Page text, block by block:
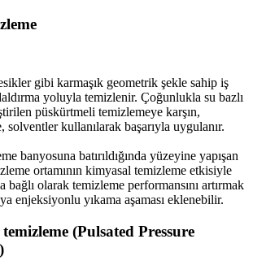
gibi karmaşık geometrik şekle sahip iş
yoluyla temizlenir. Çoğunlukla su bazlı
püskürtmeli temizlemeye karşın,
solventler kullanılarak başarıyla uygulanır.
banyosuna batırıldığında yüzeyine yapışan
ortamının kimyasal temizleme etkisiyle
bağlı olarak temizleme performansını artırmak
enjeksiyonlu yıkama aşaması eklenebilir.
(Pulsated Pressure